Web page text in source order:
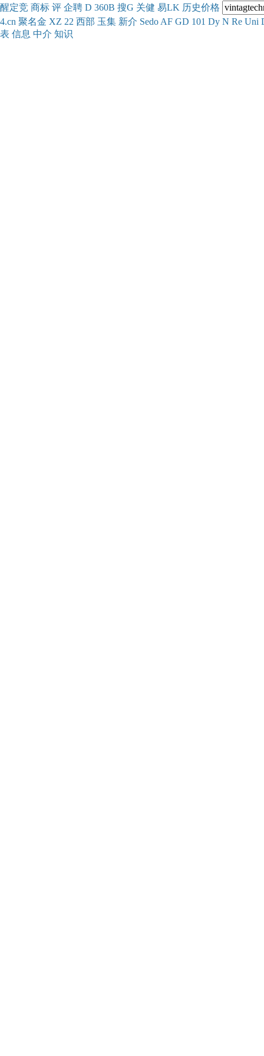
醒定竞 商标 评 企聘 D 360B 搜G 关健 易LK 历史价格
4.cn 聚名金 XZ 22 西部 玉集 新介 Sedo AF GD 101 Dy N Re Uni
表 信息 中介 知识